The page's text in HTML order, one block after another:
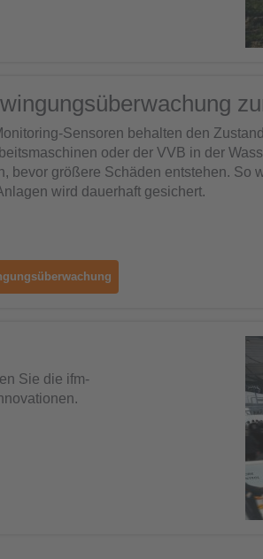
Sensoren behalten den
oder der VVB in der
bevor größere Schäden entstehen. So
wird dauerhaft gesichert.
Sie die ifm-